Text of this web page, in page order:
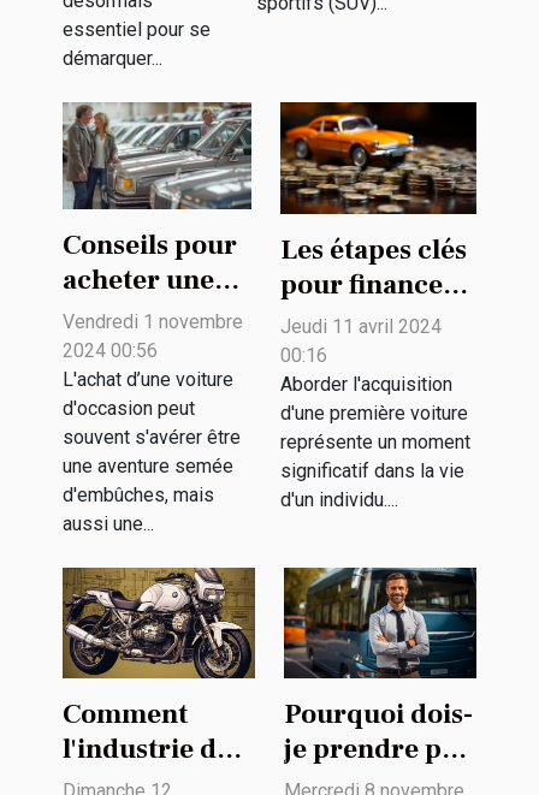
essentiel pour se
démarquer...
Conseils pour
acheter une
voiture
d'occasion en
toute sécurité
Vendredi 1 novembre
2024 00:56
L'achat d’une voiture
d'occasion peut
souvent s'avérer être
une aventure semée
d'embûches, mais
aussi une...
Les étapes clés
pour financer
intelligemment
votre première
voiture
Jeudi 11 avril 2024
00:16
Aborder l'acquisition
d'une première voiture
représente un moment
significatif dans la vie
d'un individu....
Comment
l'industrie de
l'équipement
Pourquoi dois-
je prendre par
une auto-